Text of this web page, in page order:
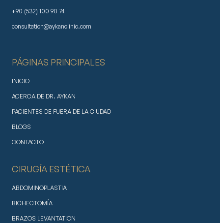
+90 (532) 100 90 74
consultation@aykanclinic.com
PÁGINAS PRINCIPALES
INICIO
ACERCA DE DR. AYKAN
PACIENTES DE FUERA DE LA CIUDAD
BLOGS
CONTACTO
CIRUGÍA ESTÉTICA
ABDOMINOPLASTIA
BICHECTOMÍA
BRAZOS LEVANTATION